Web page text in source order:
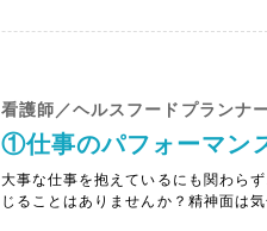
看護師／ヘルスフードプラン
①仕事のパフォーマン
大事な仕事を抱えているにも関わら
じることはありませんか？精神面は